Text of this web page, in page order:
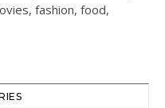
fashion, food,